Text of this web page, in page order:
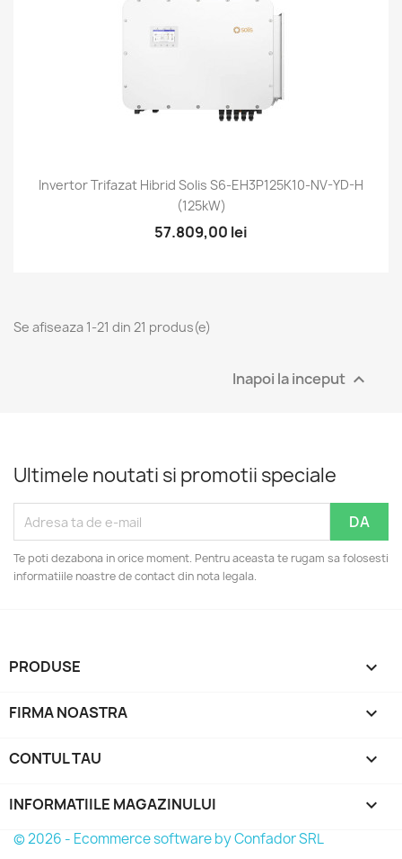
Invertor Trifazat Hibrid Solis S6-EH3P125K10-NV-YD-H
(125kW)
57.809,00 lei
Se afiseaza 1-21 din 21 produs(e)
Inapoi la inceput 
Ultimele noutati si promotii speciale
Te poti dezabona in orice moment. Pentru aceasta te rugam sa folosesti
informatiile noastre de contact din nota legala.
PRODUSE 
FIRMA NOASTRA 
CONTUL TAU 
INFORMATIILE MAGAZINULUI keyboard_arrow_down
© 2026 - Ecommerce software by Confador SRL